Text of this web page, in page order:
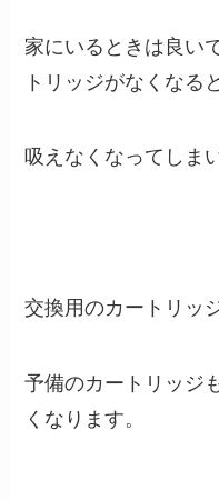
家にいるときは良い
トリッジがなくなる
吸えなくなってしま
交換用のカートリッ
予備のカートリッジ
くなります。